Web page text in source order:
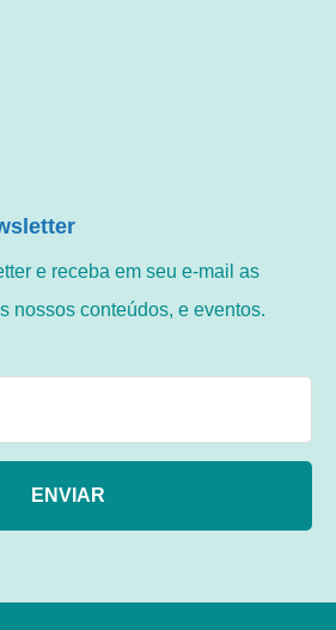
e receba em seu e-mail as
nossos conteúdos, e eventos.
ENVIAR